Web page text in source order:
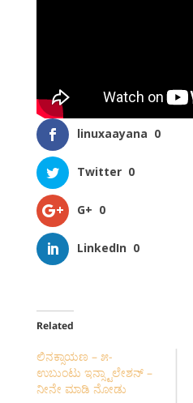
linuxaayana 0
Twitter 0
G+ 0
LinkedIn 0
Related
ಲಿನಕ್ಸಾಯಣ – ೫-
ಉಬುಂಟು ಇನ್ಸ್ಟಾಲೇಶನ್ –
ನೀನೇ ಮಾಡಿ ನೋಡು